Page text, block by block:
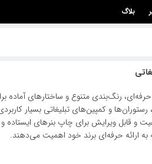
بلاگ
رنگ‌بندی متنوع و ساختارهای
رستوران‌ها و کمپین‌های تبلیغاتی بسیار
و قابل ویرایش برای چاپ بنرهای
به ارائه حرفه‌ای برند خود اهمیت می‌دهند.